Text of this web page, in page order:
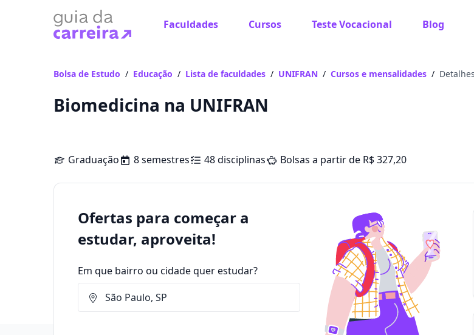
Faculdades Cursos Teste Vocacional Blog
Bolsa de Estudo / Educação / Lista de faculdades / UNIFRAN / Cursos e mensalidades /
Biomedicina na UNIFRAN
Graduação 8 semestres 48 disciplinas Bolsas a partir de R$ 327,20
Ofertas para começar a
estudar, aproveita!
Em que bairro ou cidade quer estudar?